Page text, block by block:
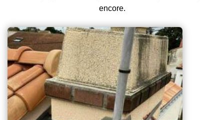
encore.